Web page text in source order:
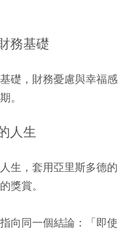
務基礎
礎，財務憂慮與幸福感
。
人生
生，套用亞里斯多德的
獎賞。
向同一個結論：「即使